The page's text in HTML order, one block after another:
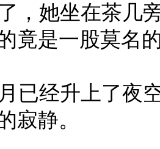
，她坐在茶几
竟是一股莫名
已经升上了夜
寂静。